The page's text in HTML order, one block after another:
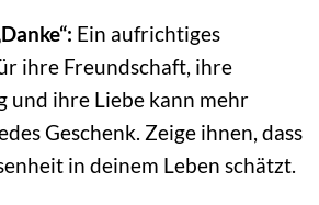
Ein aufrichtiges
ihre Freundschaft, ihre
und ihre Liebe kann mehr
Geschenk. Zeige ihnen, dass
in deinem Leben schätzt.